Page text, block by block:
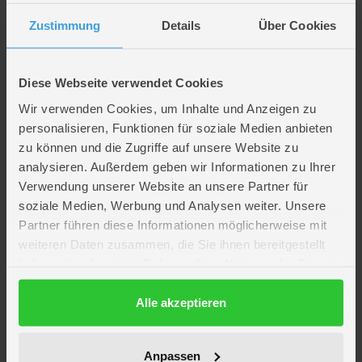
Zustimmung Details Über Cookies
Diese Webseite verwendet Cookies
Wir verwenden Cookies, um Inhalte und Anzeigen zu
personalisieren, Funktionen für soziale Medien anbieten
zu können und die Zugriffe auf unsere Website zu
analysieren. Außerdem geben wir Informationen zu Ihrer
Verwendung unserer Website an unsere Partner für
soziale Medien, Werbung und Analysen weiter. Unsere
Partner führen diese Informationen möglicherweise mit
weiteren Daten zusammen, die Sie ihnen bereitgestellt
gesammelt haben.
DatenschutzerklärungAlle akzeptieren
Anpassen
Tablett und einen Getränkehalter. Und durch den schwenkbaren
Schutzbügel kann dein Kind auch ganz einfach ein- und aussteigen.
Spielsachen, Wickeltasche, Proviant: Selbst bei einem kleinen Ausflug
gehen? In den XL-Korb unter dem Sitz passt alles rein, was mit muss.
Pannensichere, schwenkbare EVA-Räder
Einhand-Faltung, leichtes Gewicht
Verstellbare Rückenlehne und Fußstütze
Sonnenverdeck mit UV-Schutz 50+
Belastbarkeit der Sitzfläche: max. 22 kg
Belastbarkeit des Einkaufskorb: max. 3 kg
grau, schwarz